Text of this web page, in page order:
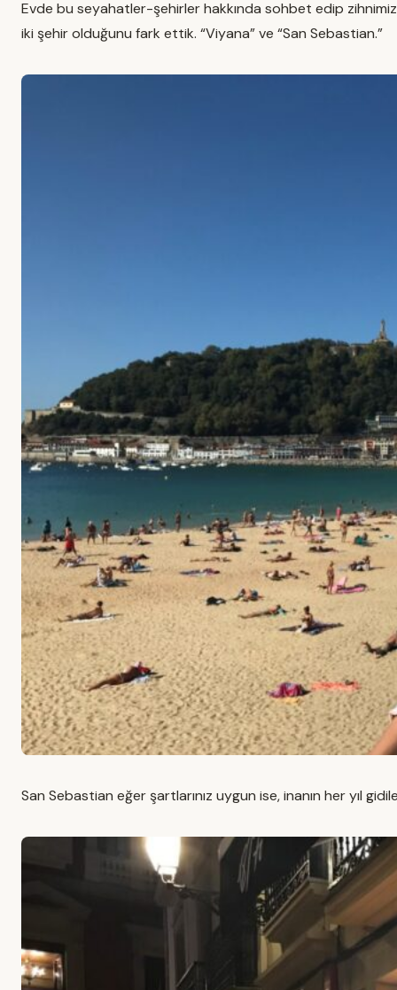
Evde bu seyahatler-şehirler hakkında sohbet edip
iki şehir olduğunu fark ettik. “Viyana” ve “San Sebastian.”
San Sebastian eğer şartlarınız uygun ise, inanın her yıl